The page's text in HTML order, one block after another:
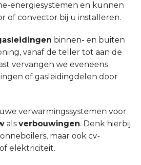
energiesystemen en kunnen
of convector bij u installeren.
binnen- en buiten
vanaf de teller tot aan de
vervangen we eveneens
of gasleidingdelen door
verwarmingssystemen voor
als verbouwingen. Denk hierbij
maar ook cv-
elektriciteit.